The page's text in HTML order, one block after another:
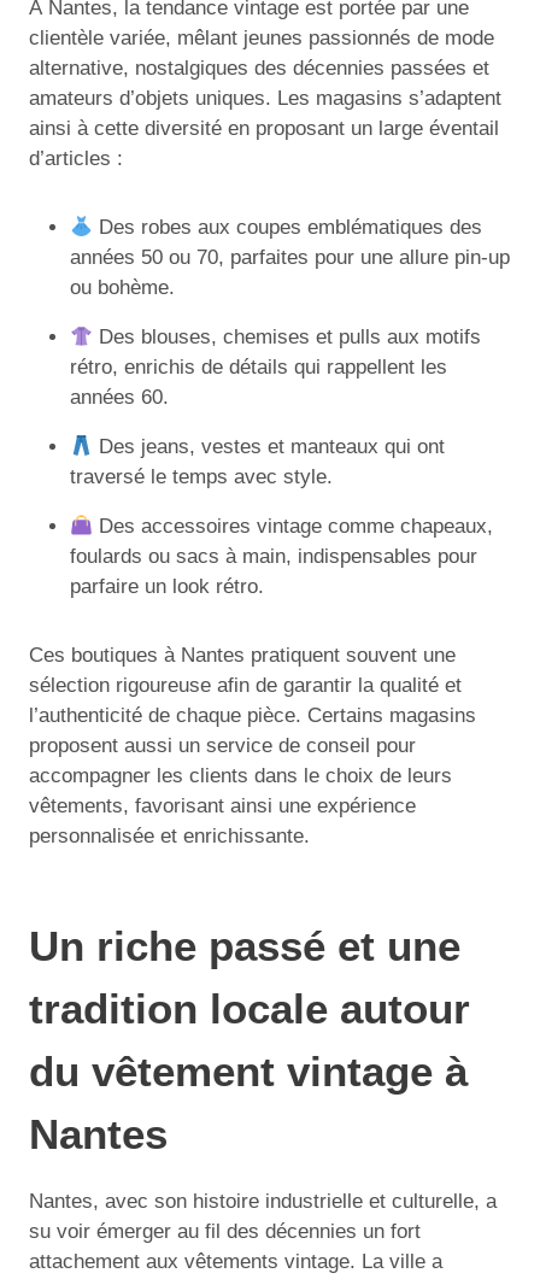
À Nantes, la tendance vintage est portée par une
clientèle variée, mêlant jeunes passionnés de mode
alternative, nostalgiques des décennies passées et
amateurs d’objets uniques. Les magasins s’adaptent
ainsi à cette diversité en proposant un large éventail
d’articles :
Des robes aux coupes emblématiques des
années 50 ou 70, parfaites pour une allure pin-up
ou bohème.
Des blouses, chemises et pulls aux motifs
rétro, enrichis de détails qui rappellent les
années 60.
Des jeans, vestes et manteaux qui ont
traversé le temps avec style.
Des accessoires vintage comme chapeaux,
foulards ou sacs à main, indispensables pour
parfaire un look rétro.
Ces boutiques à Nantes pratiquent souvent une
sélection rigoureuse afin de garantir la qualité et
l’authenticité de chaque pièce. Certains magasins
proposent aussi un service de conseil pour
accompagner les clients dans le choix de leurs
vêtements, favorisant ainsi une expérience
personnalisée et enrichissante.
Un riche passé et une
tradition locale autour
du vêtement vintage à
Nantes
Nantes, avec son histoire industrielle et culturelle, a
su voir émerger au fil des décennies un fort
attachement aux vêtements vintage. La ville a